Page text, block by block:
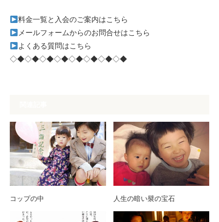
料金一覧と入会のご案内はこちら
メールフォームからのお問合せはこちら
よくある質問はこちら
◇◆◇◆◇◆◇◆◇◆◇◆◇◆◇◆
コップの中 人生の暗い襞の宝石